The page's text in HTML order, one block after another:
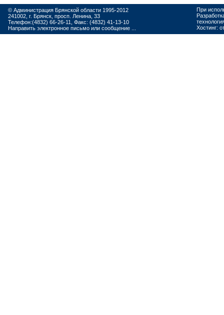
© Администрация Брянской области 1995-2012
241002, г. Брянск, просп. Ленина, 33
Телефон:(4832) 66-26-11, Факс: (4832) 41-13-10
Направить электронное письмо или сообщение ...
При
Хостинг: